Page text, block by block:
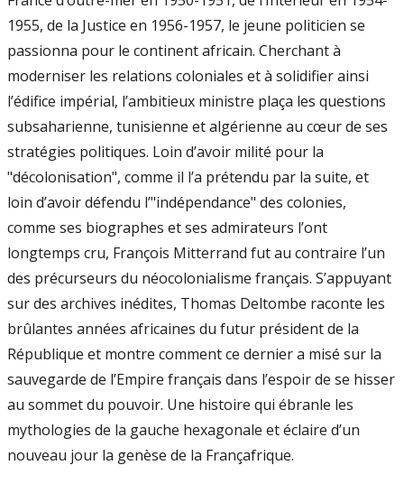
1955, de la Justice en 1956-1957, le jeune politicien se
passionna pour le continent africain. Cherchant à
moderniser les relations coloniales et à solidifier ainsi
l’édifice impérial, l’ambitieux ministre plaça les questions
subsaharienne, tunisienne et algérienne au cœur de ses
stratégies politiques. Loin d’avoir milité pour la
"décolonisation", comme il l’a prétendu par la suite, et
loin d’avoir défendu l’"indépendance" des colonies,
comme ses biographes et ses admirateurs l’ont
longtemps cru, François Mitterrand fut au contraire l’un
des précurseurs du néocolonialisme français. S’appuyant
sur des archives inédites, Thomas Deltombe raconte les
brûlantes années africaines du futur président de la
République et montre comment ce dernier a misé sur la
sauvegarde de l’Empire français dans l’espoir de se hisser
au sommet du pouvoir. Une histoire qui ébranle les
mythologies de la gauche hexagonale et éclaire d’un
nouveau jour la genèse de la Françafrique.